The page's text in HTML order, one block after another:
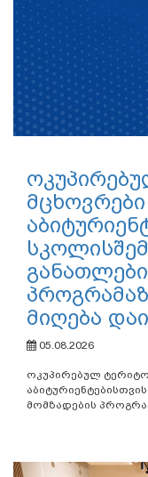
მცხოვრები
მიღება
05.08.2026
ოკუპირებულ
მომზადების